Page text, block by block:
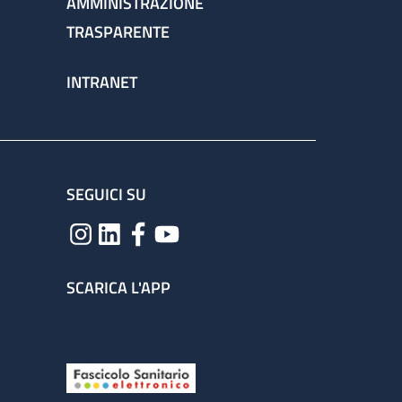
TRASPARENTE
INTRANET
SEGUICI SU
SCARICA L'APP